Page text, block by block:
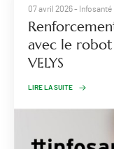
07 avril 2026- Infosanté
avec le
VELYS
LIRE LA SUITE